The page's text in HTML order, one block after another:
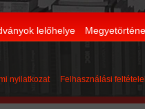
lelőhelye
nyilatkozat Felhasználási